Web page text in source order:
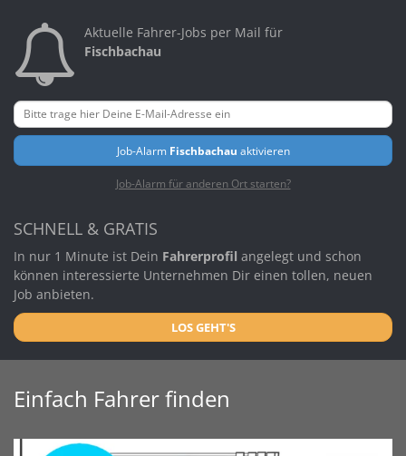
Aktuelle Fahrer-Jobs per Mail für
Fischbachau
Job-Alarm Fischbachau aktivieren
Job-Alarm für anderen Ort starten?
SCHNELL & GRATIS
In nur 1 Minute ist Dein Fahrerprofil angelegt und schon
können interessierte Unternehmen Dir einen tollen, neuen
Job anbieten.
LOS GEHT'S
Einfach Fahrer finden